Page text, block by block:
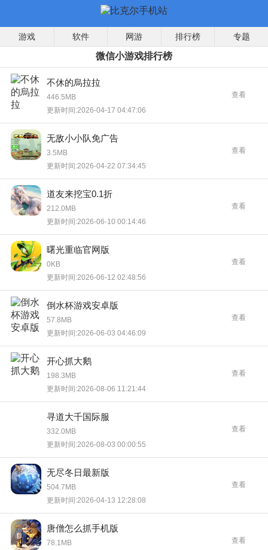
游戏 软件 网游 排行榜 专题
微信小游戏排行榜
不休的烏拉拉
446.5MB
更新时间:2026-04-17 04:47:06
查看
无敌小小队免广告
3.5MB
更新时间:2026-04-22 07:34:45
查看
道友来挖宝0.1折
212.0MB
更新时间:2026-06-10 00:14:46
查看
曙光重临官网版
0KB
更新时间:2026-06-12 02:48:56
查看
倒水杯​游戏安卓版
57.8MB
更新时间:2026-06-03 04:46:09
查看
开心抓大鹅
198.3MB
更新时间:2026-08-06 11:21:44
查看
寻道大千国际服
332.0MB
更新时间:2026-08-03 00:00:55
查看
无尽冬日最新版
504.7MB
更新时间:2026-04-13 12:28:08
查看
唐僧怎么抓手机版
78.1MB
查看